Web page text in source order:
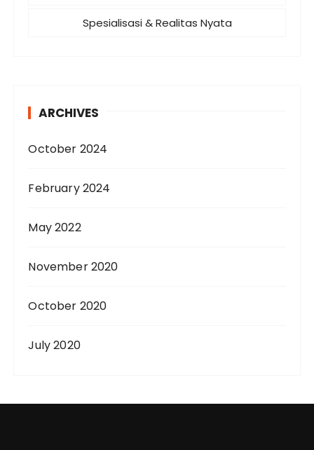
Spesialisasi & Realitas Nyata
ARCHIVES
October 2024
February 2024
May 2022
November 2020
October 2020
July 2020